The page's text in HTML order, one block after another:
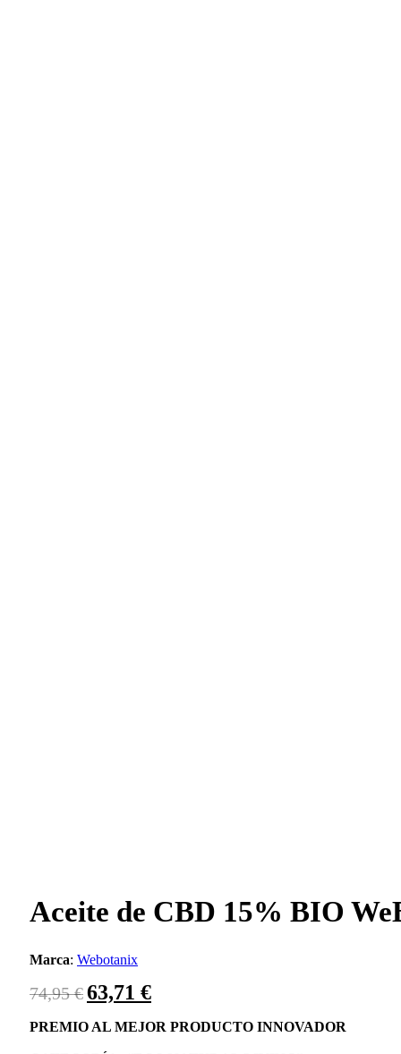
Aceite de CBD 15% BIO
Marca: Webotanix
74,95€El
precio
original
63,71 €El
precio
actual
PREMIO AL MEJOR PRODUCTO INNOVADOR